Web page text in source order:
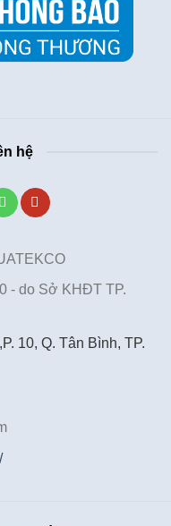
hệ
- do Sở KHĐT TP.
10, Q. Tân Bình, TP.